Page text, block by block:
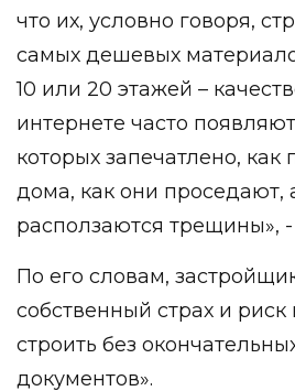
что их, условно говоря,
самых дешевых
10 или 20 этажей –
интернете часто
которых запечатлено,
дома, как они проседают,
расползаются трещины», -
По его словам,
собственный страх и
строить без
документов».